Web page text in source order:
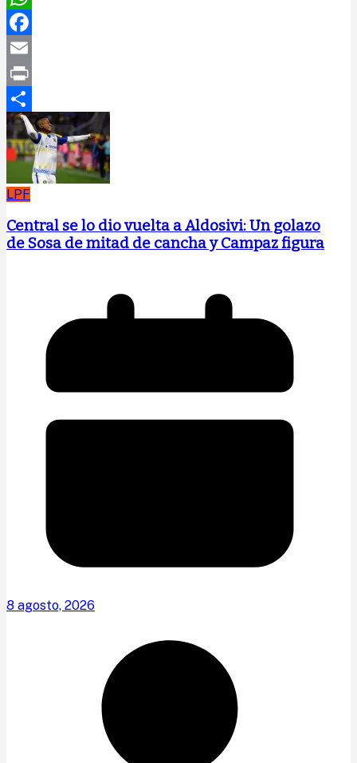
WhatsApp
Facebook
Email
Print
Compartir
LPF
Central se lo dio vuelta a Aldosivi: Un golazo
de Sosa de mitad de cancha y Campaz figura
8 agosto, 2026